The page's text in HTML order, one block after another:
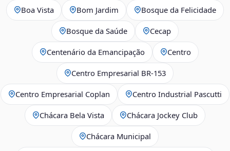
Boa Vista Bom Jardim Bosque da Felicidade
Bosque da Saúde Cecap
Centenário da Emancipação Centro
Centro Empresarial BR-153
Centro Empresarial Coplan Centro Industrial Pascutti
Chácara Bela Vista Chácara Jockey Club
Chácara Municipal